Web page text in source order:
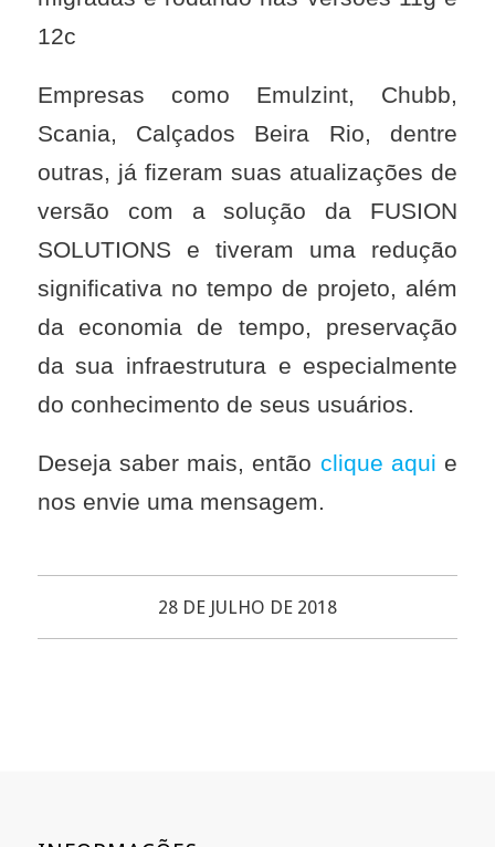
12c
Empresas como Emulzint, Chubb,
Scania, Calçados Beira Rio, dentre
outras, já fizeram suas atualizações de
versão com a solução da FUSION
SOLUTIONS e tiveram uma redução
significativa no tempo de projeto, além
da economia de tempo, preservação
da sua infraestrutura e especialmente
do conhecimento de seus usuários.
Deseja saber mais, então clique aqui e
nos envie uma mensagem.
28 DE JULHO DE 2018